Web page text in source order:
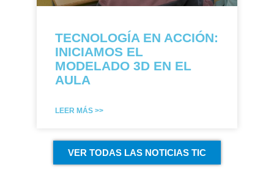
TECNOLOGÍA EN ACCIÓN:
INICIAMOS EL
MODELADO 3D EN EL
AULA
LEER MÁS >>
VER TODAS LAS NOTICIAS TIC